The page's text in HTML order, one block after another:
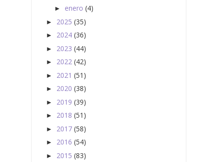
► enero (4)
► 2025 (35)
► 2024 (36)
► 2023 (44)
► 2022 (42)
► 2021 (51)
► 2020 (38)
► 2019 (39)
► 2018 (51)
► 2017 (58)
► 2016 (54)
► 2015 (83)